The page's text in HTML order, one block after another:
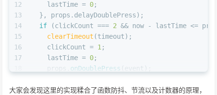
12
13
14
15
16
17
20
    lastTime =
0;
  }, props.
delayDoublePress);
if (clickCount === 2 && now - lastTime <=
clearTimeout (timeout);
    clickCount =
1;
    lastTime =
0;
    props.
onDoublePress (event);
    clickCount++;
大家会发现这里的实现糅合了函数防抖、节流以及计数器的原理，